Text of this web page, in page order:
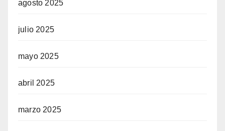
agosto 2025
julio 2025
mayo 2025
abril 2025
marzo 2025